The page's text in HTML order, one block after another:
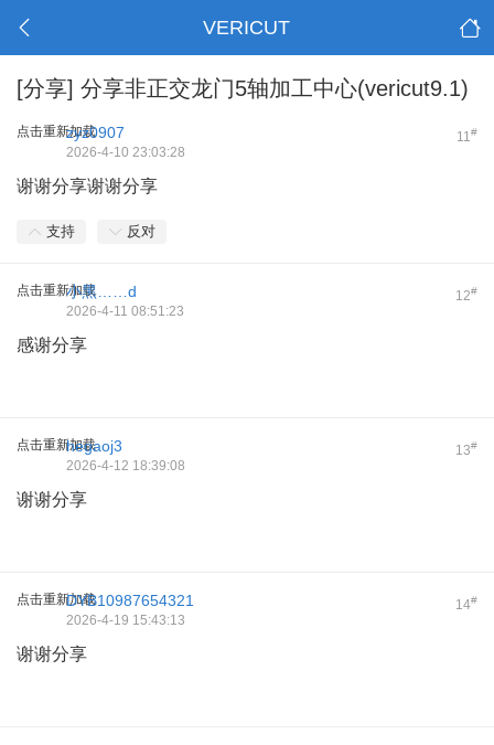
VERICUT
[分享] 分享非正交龙门5轴加工中心(vericut9.1)
点击重新加载 11#
zyz0907
2026-4-10 23:03:28
谢谢分享谢谢分享
支持 反对
点击重新加载 12#
小黑……d
2026-4-11 08:51:23
感谢分享
点击重新加载 13#
hegaoj3
2026-4-12 18:39:08
谢谢分享
点击重新加载 14#
DYB10987654321
2026-4-19 15:43:13
谢谢分享